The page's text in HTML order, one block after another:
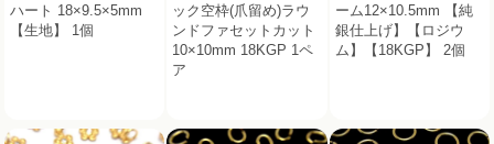
ハート 18×9.5×5mm
【生地】 1個
ック空枠(爪留め)ラウ
ンドファセットカット
10×10mm 18KGP 1ペ
ア
ーム12×10.5mm 【純
銀仕上げ】【ロジウ
ム】【18KGP】 2個